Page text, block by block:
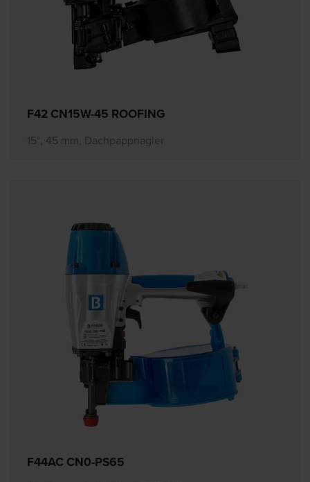
F42 CN15W-45 ROOFING
15°, 45 mm, Dachpappnagler
F44AC CN0-PS65